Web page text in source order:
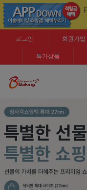
로그인 회원가입
특가상품